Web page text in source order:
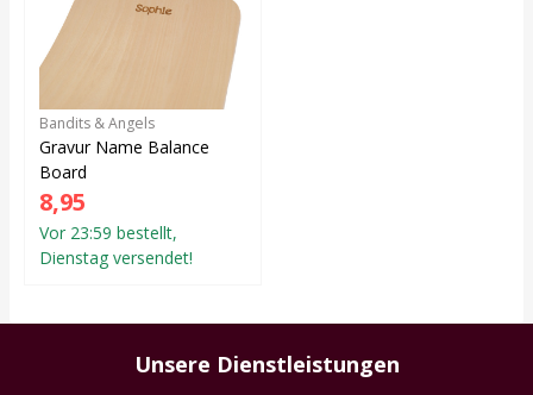
Bandits & Angels
Gravur Name Balance
Board
8,95
Vor 23:59 bestellt,
Dienstag versendet!
Unsere Dienstleistungen